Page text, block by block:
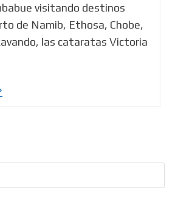
visitando destinos
de Namib, Ethosa, Chobe,
las cataratas Victoria